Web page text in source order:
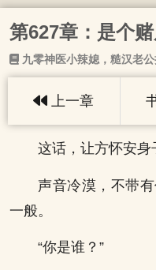
第627章：是个
九零神医小辣媳，糙汉老
上一章
这话，让方怀安身
声音冷漠，不带
一般。
“你是谁？”